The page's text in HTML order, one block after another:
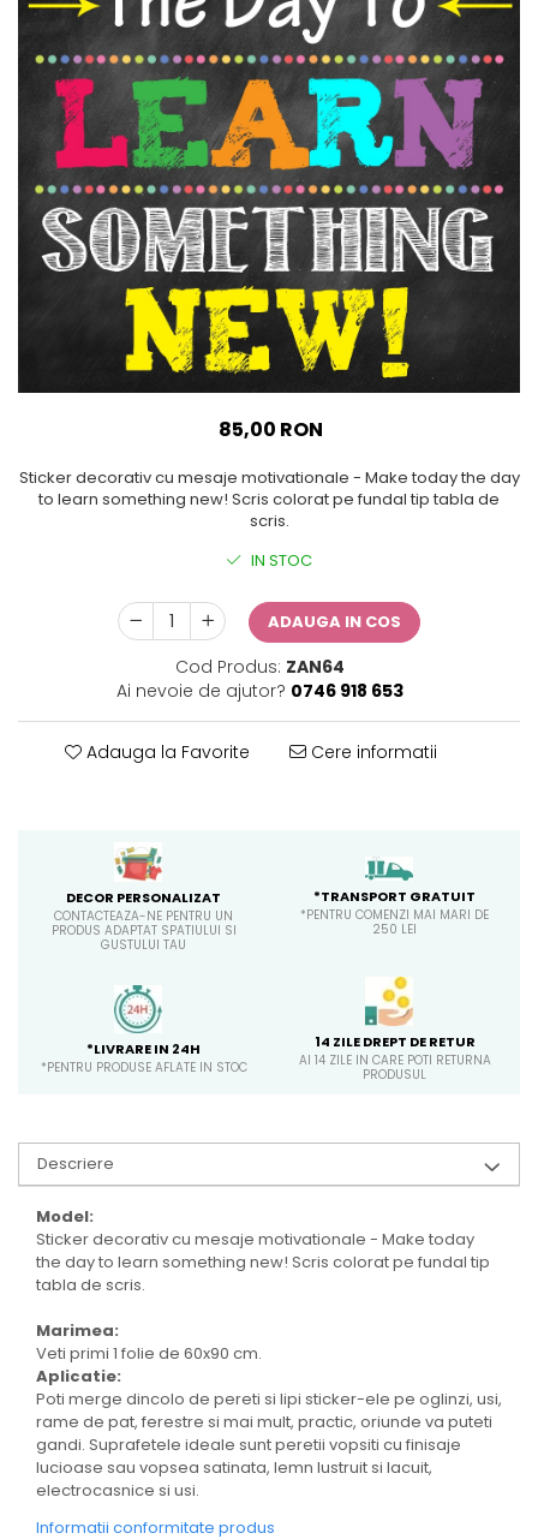
Sticker Harta Lumii
Stickere Cu Model Repetitiv
Stickere Perete Pentru Camera
De Zi
Stickere Pentru Bucatarie
Stickere pentru Usi
Stickere pentru Scari
Stickere pentru Podea
Stickere Semnalistica
Stickere Panou Poze
85,00 RON
Sticker decorativ cu mesaje motivationale - Make today the day
to learn something new! Scris colorat pe fundal tip tabla de
scris.
IN STOC
ADAUGA IN COS
Cod Produs: ZAN64
Ai nevoie de ajutor? 0746 918 653
Adauga la Favorite Cere informatii
DECOR PERSONALIZAT
CONTACTEAZA-NE PENTRU UN
PRODUS ADAPTAT SPATIULUI SI
GUSTULUI TAU
*TRANSPORT GRATUIT
*PENTRU COMENZI MAI MARI DE
250 LEI
*LIVRARE IN 24H
*PENTRU PRODUSE AFLATE IN STOC
14 ZILE DREPT DE RETUR
AI 14 ZILE IN CARE POTI RETURNA
PRODUSUL
Descriere
Model:
Sticker decorativ cu mesaje motivationale - Make today
the day to learn something new! Scris colorat pe fundal tip
tabla de scris.
Marimea:
Veti primi 1 folie de 60x90 cm.
Aplicatie:
Poti merge dincolo de pereti si lipi sticker-ele pe oglinzi, usi,
rame de pat, ferestre si mai mult, practic, oriunde va puteti
gandi. Suprafetele ideale sunt peretii vopsiti cu finisaje
lucioase sau vopsea satinata, lemn lustruit si lacuit,
electrocasnice si usi.
Informatii conformitate produs